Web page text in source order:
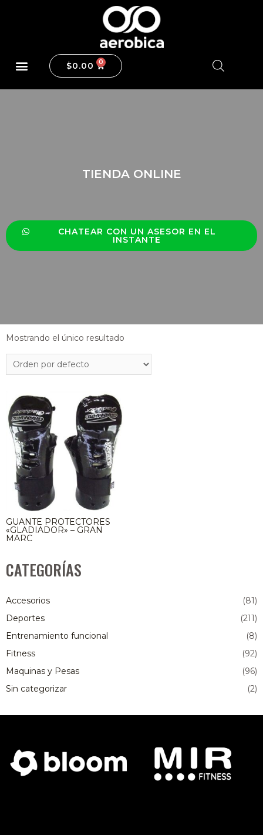
$0.00
TIENDA ONLINE
CHATEAR CON UN ASESOR EN EL
INSTANTE
CATEGORÍAS
Accesorios
(81)
Deportes
(211)
Entrenamiento funcional
(8)
Fitness
(92)
Maquinas y Pesas
(96)
Sin categorizar
(2)
Mostrando el único resultado
GUANTE PROTECTORES
«GLADIADOR» – GRAN
MARC